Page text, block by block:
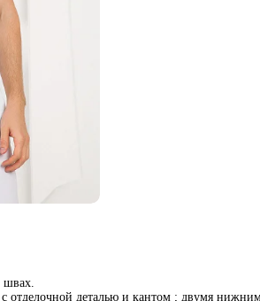
швах.
отделочной деталью и кантом ; двумя